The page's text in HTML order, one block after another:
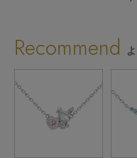
Recommend